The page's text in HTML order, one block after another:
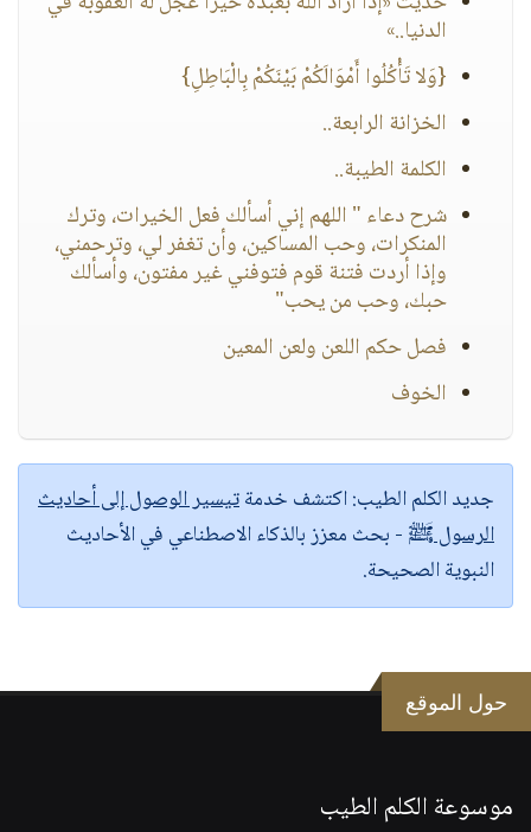
الدنيا..»
{وَلا تَأْكُلُوا أَمْوَالَكُمْ بَيْنَكُمْ بِالْبَاطِلِ}
الخزانة الرابعة..
الكلمة الطيبة..
شرح دعاء " اللهم إني أسألك فعل الخيرات، وترك
المنكرات، وحب المساكين، وأن تغفر لي، وترحمني،
وإذا أردت فتنة قوم فتوفني غير مفتون، وأسألك
حبك، وحب من يحب"
فصل حكم اللعن ولعن المعين
الخوف
جديد الكلم الطيب:اكتشف خدمةتيسير الوصول إلى أحاديث
الرسول ﷺ - بحث معزز بالذكاء الاصطناعي في الأحاديث
النبوية الصحيحة.
حول الموقع
موسوعة الكلم الطيب